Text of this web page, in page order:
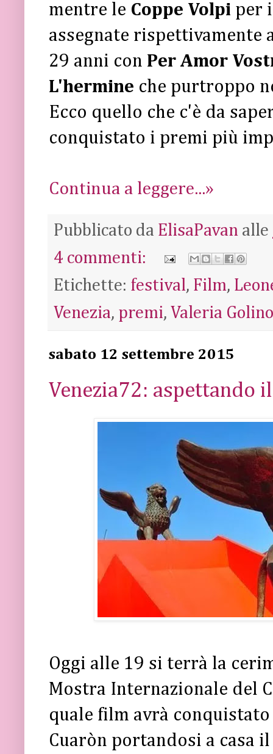
mentre le Coppe Volpi per
assegnate rispettivamente
29 anni con Per Amor
L'hermine che purtroppo
Ecco quello che c'è da
conquistato i premi più
Continua a leggere...»
Pubblicato da ElisaPavan alle
4 commenti:
Etichette: festival, Film,
Venezia, premi, Valeria Golino
sabato 12 settembre 2015
Venezia72: aspettando
Oggi alle 19 si terrà la
Mostra Internazionale del
quale film avrà
Cuaròn portandosi a casa il